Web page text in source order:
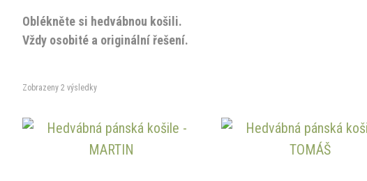
Oblékněte si hedvábnou košili.
Vždy osobité a originální řešení.
Zobrazeny 2 výsledky